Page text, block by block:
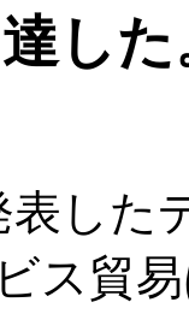
した
した
ス貿